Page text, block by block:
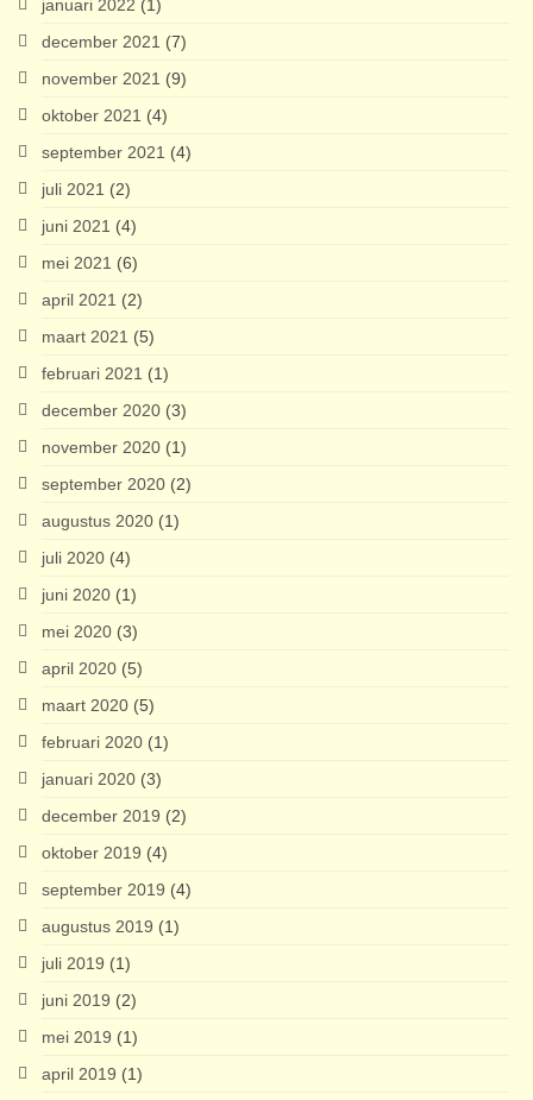
januari 2022 (1)
december 2021 (7)
november 2021 (9)
oktober 2021 (4)
september 2021 (4)
juli 2021 (2)
juni 2021 (4)
mei 2021 (6)
april 2021 (2)
maart 2021 (5)
februari 2021 (1)
december 2020 (3)
november 2020 (1)
september 2020 (2)
augustus 2020 (1)
juli 2020 (4)
juni 2020 (1)
mei 2020 (3)
april 2020 (5)
maart 2020 (5)
februari 2020 (1)
januari 2020 (3)
december 2019 (2)
oktober 2019 (4)
september 2019 (4)
augustus 2019 (1)
juli 2019 (1)
juni 2019 (2)
mei 2019 (1)
april 2019 (1)